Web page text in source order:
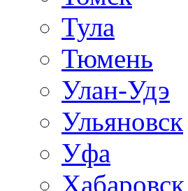
Тула
Тюмень
Улан-Удэ
Ульяновск
Уфа
Хабаровск